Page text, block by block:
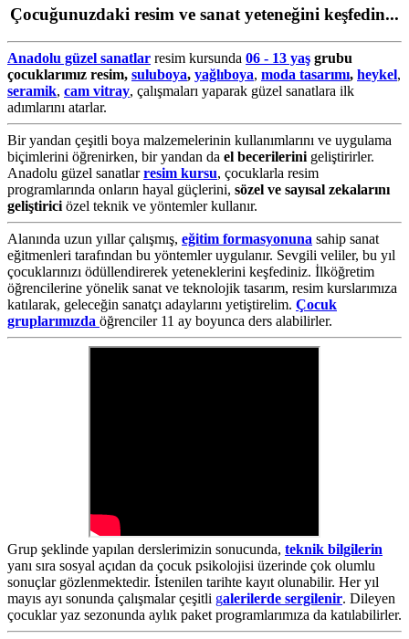
Çocuğunuzdaki resim ve sanat yeteneğini keşfedin...
Anadolu güzel sanatlar resim kursunda 06 - 13 yaş grubu
çocuklarımız resim, suluboya, yağlıboya, moda tasarımı, heykel,
seramik, cam vitray, çalışmaları yaparak güzel sanatlara ilk
adımlarını atarlar.
Bir yandan çeşitli boya malzemelerinin kullanımlarını ve uygulama
biçimlerini öğrenirken, bir yandan da el becerilerinigeliştirirler.
Anadolu güzel sanatlarresim kursu, çocuklarla resim
programlarında onların hayal güçlerini, sözel ve sayısal zekalarını
geliştiriciözel teknik ve yöntemler kullanır.
Alanında uzun yıllar çalışmış, eğitim formasyonuna sahip sanat
eğitmenleri tarafından bu yöntemler uygulanır. Sevgili veliler, bu yıl
çocuklarınızı ödüllendirerek yeteneklerini keşfediniz. İlköğretim
öğrencilerine yönelik sanat ve teknolojik tasarım, resim kurslarımıza
katılarak, geleceğin sanatçı adaylarını yetiştirelim. Çocuk
gruplarımızda öğrenciler 11 ay boyunca ders alabilirler.
Grup şeklinde yapılan derslerimizin sonucunda, teknik bilgilerin
yanı sıra sosyal açıdan da çocuk psikolojisi üzerinde çok olumlu
sonuçlar gözlenmektedir. İstenilen tarihte kayıt olunabilir. Her yıl
mayıs ayı sonunda çalışmalar çeşitli galerilerde sergilenir. Dileyen
çocuklar yaz sezonunda aylık paket programlarımıza da katılabilirler.